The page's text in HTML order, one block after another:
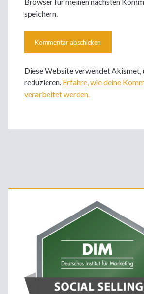
speichern.
Diese Website verwendet Akismet,
reduzieren. Erfahre, wie deine
verarbeitet werden.
Primäre
Sidebar